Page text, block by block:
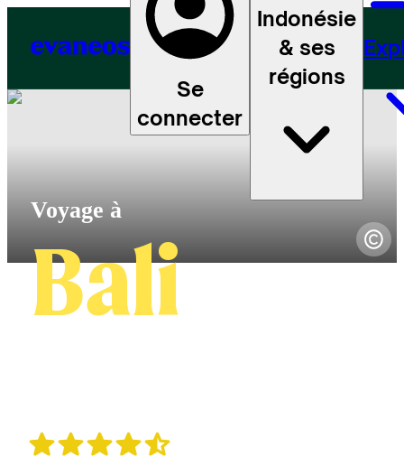
Se
connecter
Indonésie
& ses
régions
Voyage à
Bali